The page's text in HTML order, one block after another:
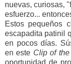
nuevas, curiosas,
esfuerzo...
Estos pequeños
escapadita patinil
en pocos días.
en este Clip of